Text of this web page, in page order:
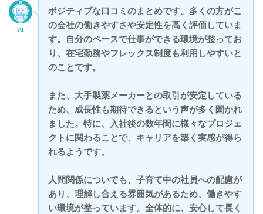
AI
ポジティブな口コミのまとめです。多くの方がこ
の会社の働きやすさや安定性を高く評価していま
す。自分のペースで仕事ができる環境が整ってお
り、在宅勤務やフレックス制度も利用しやすいと
のことです。
また、大手製薬メーカーとの取引が安定している
ため、成長性も期待できるという声が多く聞かれ
ました。特に、入社後の数年間に様々なプロジェ
クトに関わることで、キャリアを築く実感が得ら
れるようです。
人間関係についても、子育て中の社員への配慮が
あり、理解し合える雰囲気があるため、働きやす
い環境が整っています。全体的に、安心して長く